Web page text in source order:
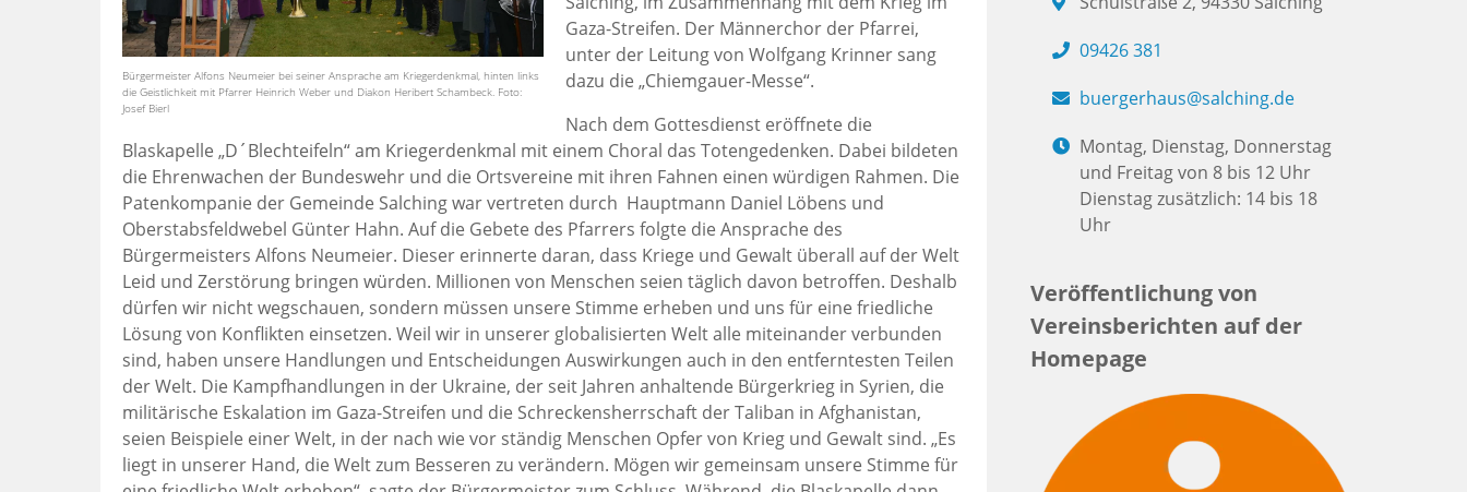
Bürgermeister Alfons Neumeier bei seiner Ansprache am Kriegerdenkmal, hinten links
die Geistlichkeit mit Pfarrer Heinrich Weber und Diakon Heribert Schambeck. Foto:
Josef Bierl
Gaza-Streifen. Der Männerchor der Pfarrei,
unter der Leitung von Wolfgang Krinner sang
dazu die „Chiemgauer-Messe“.
Nach dem Gottesdienst eröffnete die
Blaskapelle „D´Blechteifeln“ am Kriegerdenkmal mit einem Choral das Totengedenken. Dabei bildeten
die Ehrenwachen der Bundeswehr und die Ortsvereine mit ihren Fahnen einen würdigen Rahmen. Die
Patenkompanie der Gemeinde Salching war vertreten durch Hauptmann Daniel Löbens und
Oberstabsfeldwebel Günter Hahn. Auf die Gebete des Pfarrers folgte die Ansprache des
Bürgermeisters Alfons Neumeier. Dieser erinnerte daran, dass Kriege und Gewalt überall auf der Welt
Leid und Zerstörung bringen würden. Millionen von Menschen seien täglich davon betroffen. Deshalb
dürfen wir nicht wegschauen, sondern müssen unsere Stimme erheben und uns für eine friedliche
Lösung von Konflikten einsetzen. Weil wir in unserer globalisierten Welt alle miteinander verbunden
sind, haben unsere Handlungen und Entscheidungen Auswirkungen auch in den entferntesten Teilen
der Welt. Die Kampfhandlungen in der Ukraine, der seit Jahren anhaltende Bürgerkrieg in Syrien, die
militärische Eskalation im Gaza-Streifen und die Schreckensherrschaft der Taliban in Afghanistan,
seien Beispiele einer Welt, in der nach wie vor ständig Menschen Opfer von Krieg und Gewalt sind. „Es
liegt in unserer Hand, die Welt zum Besseren zu verändern. Mögen wir gemeinsam unsere Stimme für
09426 381
buergerhaus@salching.de
Montag, Dienstag, Donnerstag
und Freitag von 8 bis 12 Uhr
Dienstag zusätzlich: 14 bis 18
Uhr
Veröffentlichung von
Vereinsberichten auf der
Homepage